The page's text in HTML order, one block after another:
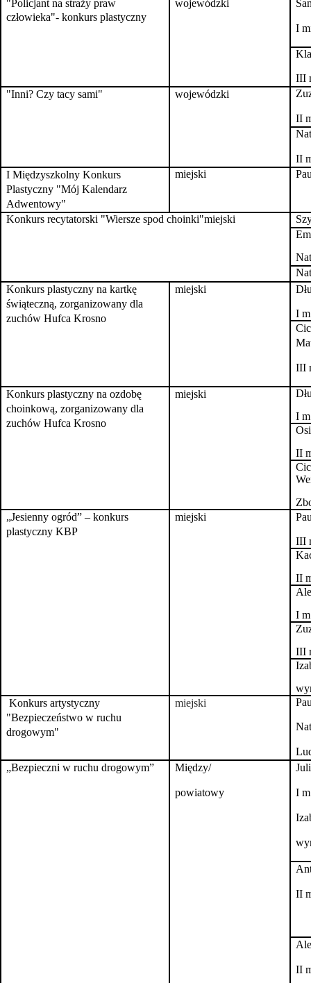
"Policjant na straży praw
człowieka"- konkurs plastyczny
wojewódzki
I
III
"Inni? Czy tacy sami"
wojewódzki
II
II
I Międzyszkolny Konkurs
Plastyczny "Mój Kalendarz
Adwentowy"
miejski
Konkurs recytatorski "Wiersze spod choinki"miejski
Konkurs plastyczny na kartkę
świąteczną, zorganizowany dla
zuchów Hufca Krosno
miejski
I
III
Konkurs plastyczny na ozdobę
choinkową, zorganizowany dla
zuchów Hufca Krosno
miejski
I
II
„Jesienny ogród” – konkurs
plastyczny KBP
miejski
III
II
I
III
Konkurs artystyczny
"Bezpieczeństwo w ruchu
drogowym"
miejski
„Bezpieczni w ruchu drogowym”
Między/
powiatowy I
II
II